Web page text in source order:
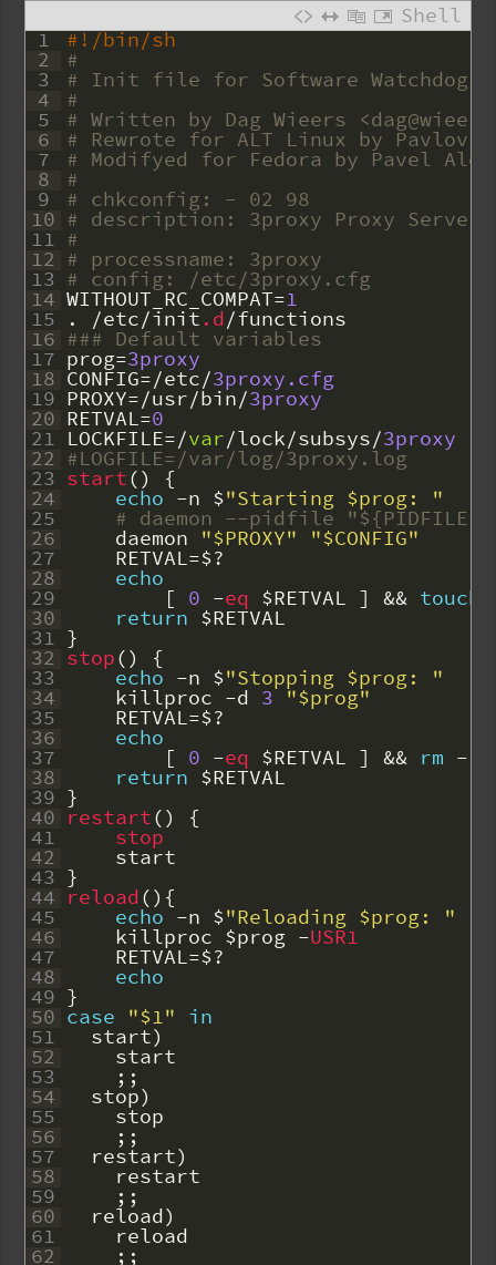
Shell
1
2
3
4
5
6
7
8
9
10
11
12
13
14
15
16
17
18
19
20
21
22
23
24
25
26
27
28
29
30
31
32
33
34
35
36
37
38
39
40
41
42
43
44
45
46
47
48
49
50
51
52
53
54
55
56
57
58
59
60
61
62
#!/bin/sh
#
# Init file for Software Watchdog
#
# Written by Dag Wieers
# Rewrote for ALT Linux by Pavlov
# Modifyed for Fedora by Pavel
#
# chkconfig: - 02 98
# description: 3proxy Proxy Server
#
# processname: 3proxy
# config: /etc/3proxy.cfg
WITHOUT_RC_COMPAT=1
. /etc/init.d/functions
### Default variables
prog=3proxy
CONFIG=/etc/3proxy.cfg
PROXY=/usr/bin/3proxy
RETVAL=0
LOCKFILE=/var/lock/subsys/3proxy
#LOGFILE=/var/log/3proxy.log
start() {
echo -n $"Starting $prog: "
# daemon --pidfile "${PIDFILE}"
daemon "$PROXY" "$CONFIG"
RETVAL=$?
echo
[ 0 -eq $RETVAL ] && touch
return $RETVAL
}
stop() {
echo -n $"Stopping $prog: "
killproc -d 3 "$prog"
RETVAL=$?
echo
[ 0 -eq $RETVAL ] && rm -f
return $RETVAL
}
restart() {
stop
start
}
reload() {
echo -n $"Reloading $prog: "
killproc $prog -USR1
RETVAL=$?
echo
}
case "$1" in
start)
start
; ;
stop)
stop
; ;
restart)
restart
; ;
reload)
reload
; ;